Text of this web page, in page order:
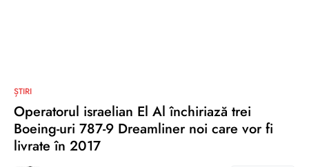
ȘTIRI
Operatorul israelian El Al închiriază trei
Boeing-uri 787-9 Dreamliner noi care vor fi
livrate în 2017